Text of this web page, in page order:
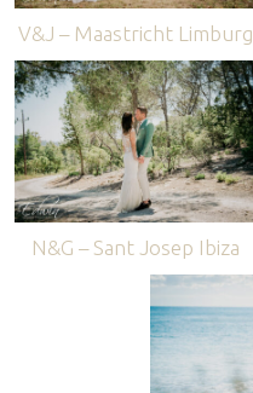
V&J – Maastricht Limburg
N&G – Sant Josep Ibiza